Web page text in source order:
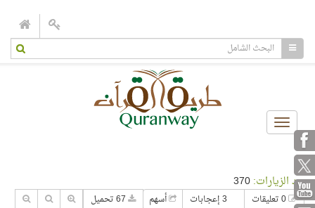
Toggle
navigation
عدد الزيارات:
3 إعجابات أسهم